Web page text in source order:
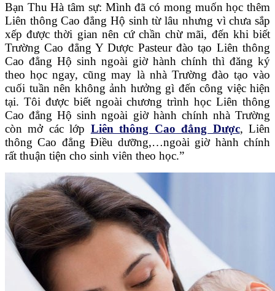
Bạn Thu Hà tâm sự: Mình đã có mong muốn học thêm
Liên thông Cao đẳng Hộ sinh từ lâu nhưng vì chưa sắp
xếp được thời gian nên cứ chần chừ mãi, đến khi biết
Trường Cao đẳng Y Dược Pasteur đào tạo Liên thông
Cao đẳng Hộ sinh ngoài giờ hành chính thì đăng ký
theo học ngay, cũng may là nhà Trường đào tạo vào
cuối tuần nên không ảnh hưởng gì đến công việc hiện
tại. Tôi được biết ngoài chương trình học Liên thông
Cao đẳng Hộ sinh ngoài giờ hành chính nhà Trường
còn mở các lớp Liên thông Cao đẳng Dược, Liên
thông Cao đẳng Điều dưỡng,…ngoài giờ hành chính
rất thuận tiện cho sinh viên theo học.”